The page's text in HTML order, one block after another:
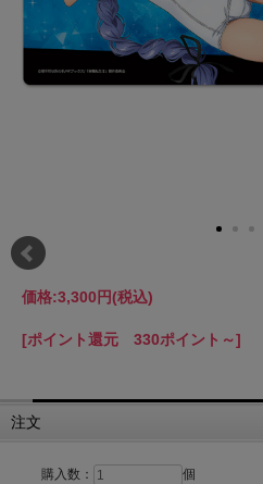
価格:3,300円(税込)
[ポイント還元 330ポイント～]
注文
購入数： 個